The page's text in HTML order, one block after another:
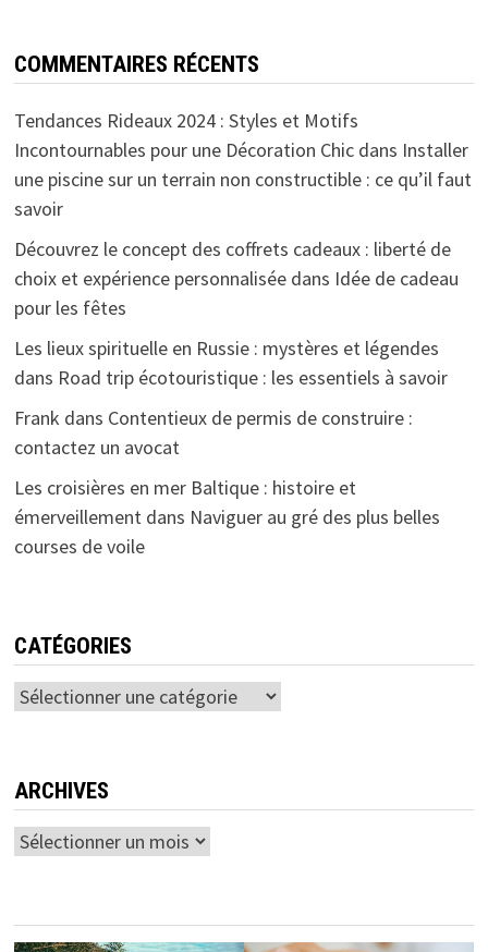
COMMENTAIRES RÉCENTS
Tendances Rideaux 2024 : Styles et Motifs
Incontournables pour une Décoration Chicdans Installer
une piscine sur un terrain non constructible : ce qu’il faut
savoir
Découvrez le concept des coffrets cadeaux : liberté de
choix et expérience personnaliséedans Idée de cadeau
pour les fêtes
Les lieux spirituelle en Russie : mystères et légendes
dans Road trip écotouristique : les essentiels à savoir
Frank dans Contentieux de permis de construire :
contactez un avocat
Les croisières en mer Baltique : histoire et
émerveillementdans Naviguer au gré des plus belles
courses de voile
CATÉGORIES
Catégories
ARCHIVES
Archives